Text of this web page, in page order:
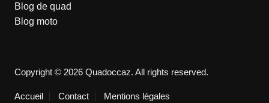
Blog de quad
Blog moto
Copyright © 2026 Quadoccaz. All rights reserved.
Accueil Contact Mentions légales